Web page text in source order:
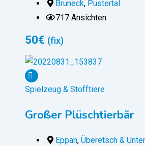
Bruneck, Pustertal
717 Ansichten
50€ (fix)
Spielzeug & Stofftiere
Großer Plüschtierbär
Eppan, Überetsch &